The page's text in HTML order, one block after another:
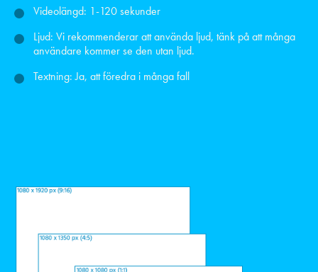
Videolängd: 1-120 sekunder
Ljud: Vi rekommenderar att använda ljud, tänk på att många
användare kommer se den utan ljud.
Textning: Ja, att föredra i många fall